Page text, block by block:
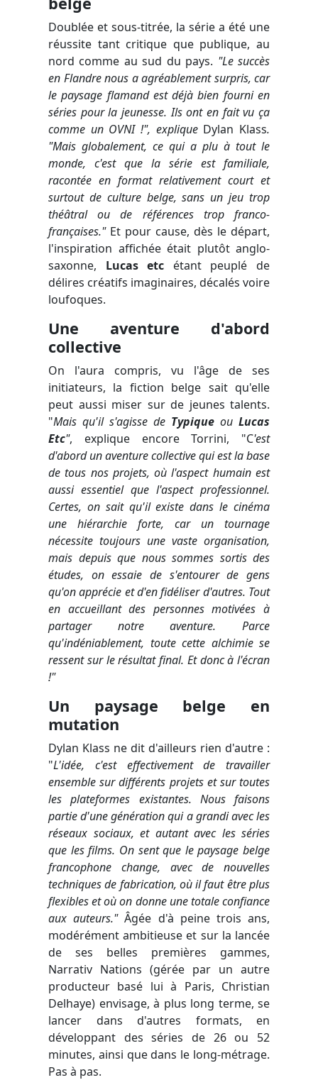
Doublée et sous-titrée, la série a été une
réussite tant critique que publique, au
nord comme au sud du pays. "Le succès
en Flandre nous a agréablement surpris, car
le paysage flamand est déjà bien fourni en
séries pour la jeunesse. Ils ont en fait vu ça
comme un OVNI !", explique Dylan Klass.
"Mais globalement, ce qui a plu à tout le
monde, c'est que la série est familiale,
racontée en format relativement court et
surtout de culture belge, sans un jeu trop
théâtral ou de références trop franco-
françaises." Et pour cause, dès le départ,
l'inspiration affichée était plutôt anglo-
saxonne, Lucas etc étant peuplé de
délires créatifs imaginaires, décalés voire
loufoques.
Une aventure d'abord
collective
On l'aura compris, vu l'âge de ses
initiateurs, la fiction belge sait qu'elle
peut aussi miser sur de jeunes talents.
"Mais qu'il s'agisse de Typique ou Lucas
Etc", explique encore Torrini, "C'est
d'abord un aventure collective qui est la base
de tous nos projets, où l'aspect humain est
aussi essentiel que l'aspect professionnel.
Certes, on sait qu'il existe dans le cinéma
une hiérarchie forte, car un tournage
nécessite toujours une vaste organisation,
mais depuis que nous sommes sortis des
études, on essaie de s'entourer de gens
qu'on apprécie et d'en fidéliser d'autres. Tout
en accueillant des personnes motivées à
partager notre aventure. Parce
qu'indéniablement, toute cette alchimie se
ressent sur le résultat final. Et donc à l'écran
!"
Un paysage belge en
mutation
Dylan Klass ne dit d'ailleurs rien d'autre :
"L'idée, c'est effectivement de travailler
ensemble sur différents projets et sur toutes
les plateformes existantes. Nous faisons
partie d'une génération qui a grandi avec les
réseaux sociaux, et autant avec les séries
que les films. On sent que le paysage belge
francophone change, avec de nouvelles
techniques de fabrication, où il faut être plus
flexibles et où on donne une totale confiance
aux auteurs."Âgée d'à peine trois ans,
modérément ambitieuse et sur la lancée
de ses belles premières gammes,
Narrativ Nations (gérée par un autre
producteur basé lui à Paris, Christian
Delhaye) envisage, à plus long terme, se
lancer dans d'autres formats, en
développant des séries de 26 ou 52
minutes, ainsi que dans le long-métrage.
Pas à pas.